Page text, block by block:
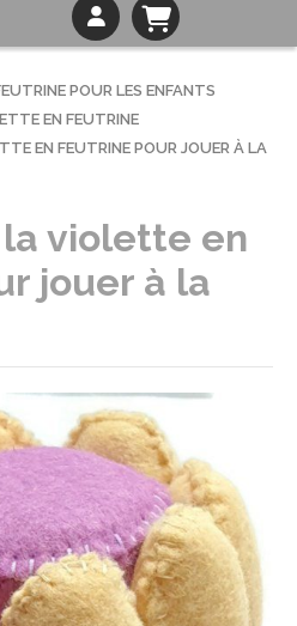
POUR LES ENFANTS
EN FEUTRINE
EN FEUTRINE POUR JOUER À LA
violette en
jouer à la